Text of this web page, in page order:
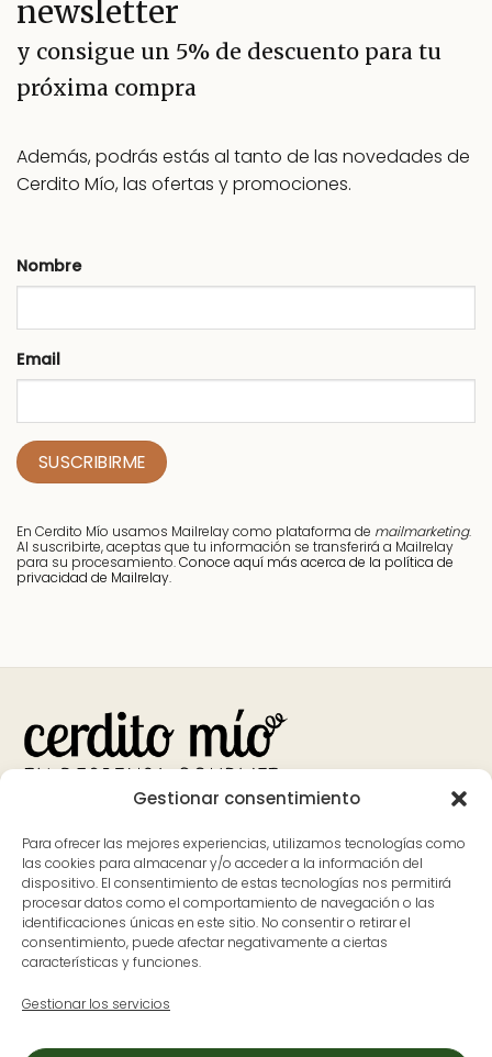
Gestionar consentimiento
Para ofrecer las mejores experiencias, utilizamos tecnologías como
las cookies para almacenar y/o acceder a la información del
dispositivo. El consentimiento de estas tecnologías nos permitirá
procesar datos como el comportamiento de navegación o las
identificaciones únicas en este sitio. No consentir o retirar el
consentimiento, puede afectar negativamente a ciertas
características y funciones.
Gestionar los servicios
newsletter
y consigue un 5% de descuento para tu
próxima compra
Además, podrás estás al tanto de las novedades de
Cerdito Mío, las ofertas y promociones.
Nombre
Email
En Cerdito Mío usamos Mailrelay como plataforma de mailmarketing.
Al suscribirte, aceptas que tu información se transferirá a Mailrelay
para su procesamiento.Conoce aquí más acerca de la política de
privacidad de Mailrelay.
Transfer
Pay
Pay
PayPal
Contacto
626 597 700
ladespensa@cerditomio.es
Dónde estamos
Avenida Pureza Canelo, 59, en
20:00